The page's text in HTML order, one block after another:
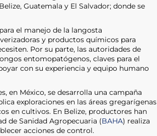
Guatemala y El Salvador; donde se
el manejo de la langosta
y productos químicos para
Por su parte, las autoridades de
entomopatógenos, claves para el
con su experiencia y equipo humano
en México, se desarrolla una campaña
exploraciones en las áreas gregarígenas
en cultivos. En Belize, productores han
de Sanidad Agropecuaria (BAHA) realiza
acciones de control.